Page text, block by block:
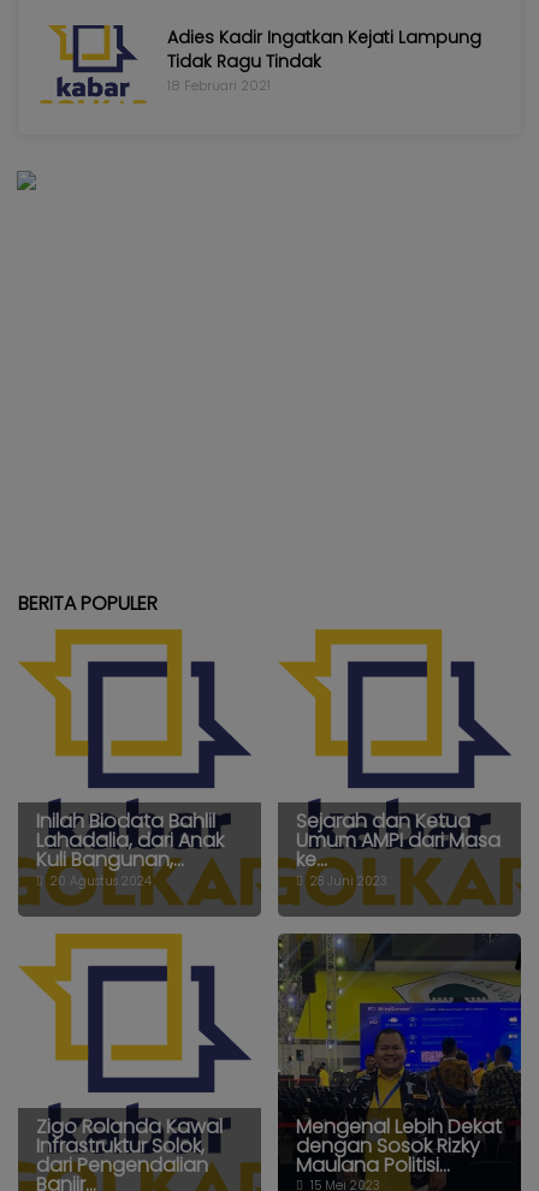
Adies Kadir Ingatkan Kejati Lampung
Tidak Ragu Tindak
18 Februari 2021
BERITA POPULER
Inilah Biodata Bahlil
Lahadalia, dari Anak
Kuli Bangunan,...
20 Agustus 2024
Sejarah dan Ketua
Umum AMPI dari Masa
ke...
28 Juni 2023
Zigo Rolanda Kawal
Infrastruktur Solok,
dari Pengendalian
Banjir...
Mengenal Lebih Dekat
dengan Sosok Rizky
Maulana Politisi...
15 Mei 2023